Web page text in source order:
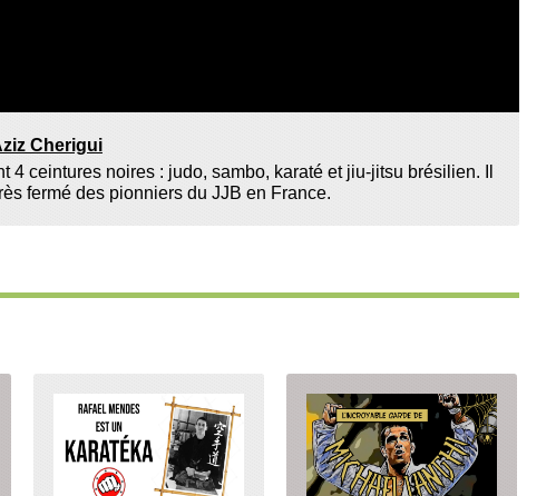
Cherigui
4 ceintures noires : judo, sambo, karaté et jiu-jitsu brésilien. Il
fermé des pionniers du JJB en France.